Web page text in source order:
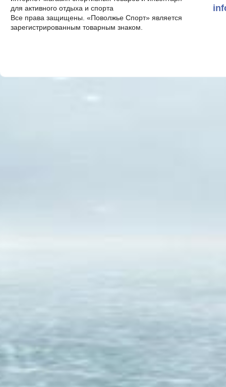
для активного отдыха и спорта
Все права защищены. «Поволжье Спорт» является
зарегистрированным товарным знаком.